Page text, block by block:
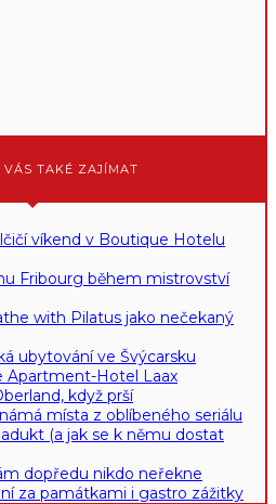
VÁS TAKÉ ZAJÍMAT
víkend v Boutique Hotelu
Fribourg během mistrovství
with Pilatus jako nečekaný
ubytování ve Švýcarsku
Apartment-Hotel Laax
když prší
místa z oblíbeného seriálu
(a jak se k němu dostat
dopředu nikdo neřekne
za památkami i gastro zážitky